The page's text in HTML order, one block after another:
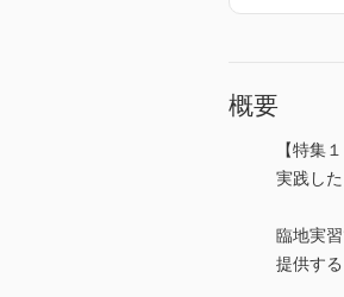
概要
【特集１
実践し
臨地実
提供す